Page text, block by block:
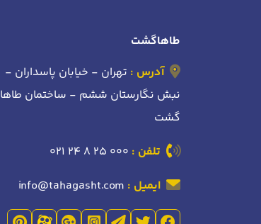
طاهاگشت
آدرس : تهران - خیابان پاسداران -
نبش نگارستان ششم - ساختمان طاها
گشت
تلفن : 021 24 8 25 000
ایمیل : info@tahagasht.com